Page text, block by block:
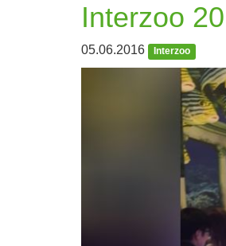
Interzoo
05.06.2016 Interzoo